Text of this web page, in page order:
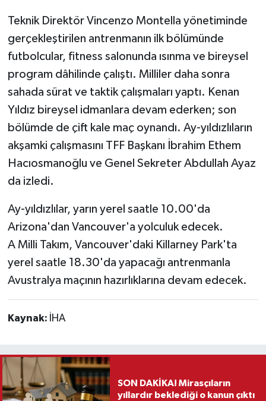
Teknik Direktör Vincenzo Montella yönetiminde
gerçekleştirilen antrenmanın ilk bölümünde
futbolcular, fitness salonunda ısınma ve bireysel
program dâhilinde çalıştı. Milliler daha sonra
sahada sürat ve taktik çalışmaları yaptı. Kenan
Yıldız bireysel idmanlara devam ederken; son
bölümde de çift kale maç oynandı. Ay-yıldızlıların
akşamki çalışmasını TFF Başkanı İbrahim Ethem
Hacıosmanoğlu ve Genel Sekreter Abdullah Ayaz
da izledi.
Ay-yıldızlılar, yarın yerel saatle 10.00'da
Arizona'dan Vancouver'a yolculuk edecek.
A Milli Takım, Vancouver'daki Killarney Park'ta
yerel saatle 18.30'da yapacağı antrenmanla
Avustralya maçının hazırlıklarına devam edecek.
Kaynak: İHA
SON DAKİKA! Mirasçıların
yıllardır beklediği o kanun çıktı
Teknoloji
Vefat Haberleri
Yaşam